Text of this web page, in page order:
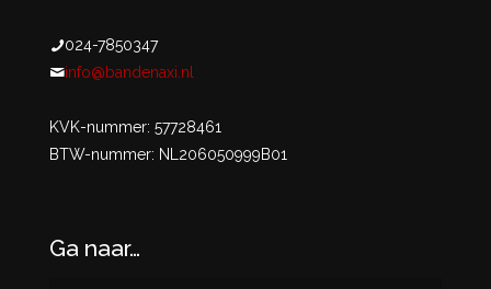
024-7850347
info@bandenaxi.nl
KVK-nummer: 57728461
BTW-nummer: NL206050999B01
Ga naar…